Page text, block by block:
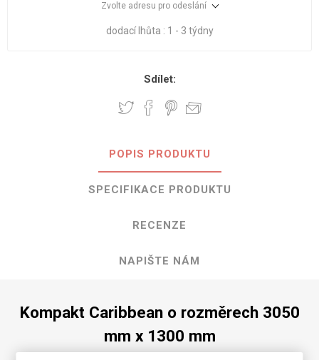
Zvolte adresu pro odeslání
dodací lhůta : 1 - 3 týdny
Sdílet:
POPIS PRODUKTU
SPECIFIKACE PRODUKTU
RECENZE
NAPIŠTE NÁM
Kompakt Caribbean o rozměrech 3050
mm x 1300 mm